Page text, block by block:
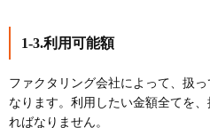
1-3.利用可能額
ファクタリング会社によって、扱
なります。利用したい金額全てを
ればなりません。